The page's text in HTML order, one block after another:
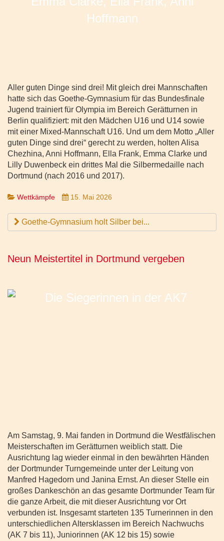
Aller guten Dinge sind drei! Mit gleich drei Mannschaften
hatte sich das Goethe-Gymnasium für das Bundesfinale
Jugend trainiert für Olympia im Bereich Gerätturnen in
Berlin qualifiziert: mit den Mädchen U16 und U14 sowie
mit einer Mixed-Mannschaft U16. Und um dem Motto „Aller
guten Dinge sind drei“ gerecht zu werden, holten Alisa
Chezhina, Anni Hoffmann, Ella Frank, Emma Clarke und
Lilly Duwenbeck ein drittes Mal die Silbermedaille nach
Dortmund (nach 2016 und 2017).
Wettkämpfe 15. Mai 2026
Goethe-Gymnasium holt Silber bei...
Neun Meistertitel in Dortmund vergeben
Am Samstag, 9. Mai fanden in Dortmund die Westfälischen
Meisterschaften im Gerätturnen weiblich statt. Die
Ausrichtung lag wieder einmal in den bewährten Händen
der Dortmunder Turngemeinde unter der Leitung von
Manfred Hagedorn und Janina Ernst. An dieser Stelle ein
großes Dankeschön an das gesamte Dortmunder Team für
die ganze Arbeit, die mit dieser Ausrichtung vor Ort
verbunden ist. Insgesamt starteten 135 Turnerinnen in den
unterschiedlichen Altersklassen im Bereich Nachwuchs
(AK 7 bis 11), Juniorinnen (AK 12 bis 15) sowie